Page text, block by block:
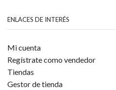
ENLACES DE INTERÉS
Mi cuenta
Regístrate como vendedor
Tiendas
Gestor de tienda